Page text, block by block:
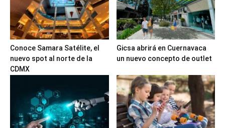
Conoce Samara Satélite, el
nuevo spot al norte de la
CDMX
Gicsa abrirá en Cuernavaca
un nuevo concepto de outlet